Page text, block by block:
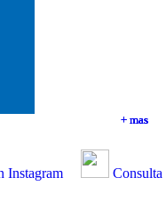
+ mas
+ mas
+ mas
+ mas
Instagram
Consulta